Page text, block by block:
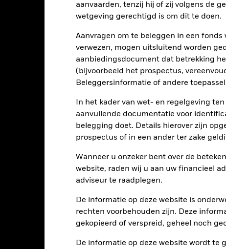
aanvaarden, tenzij hij of zij volgens de
wetgeving gerechtigd is om dit te doen.
Aanvragen om te beleggen in een fonds
verwezen, mogen uitsluitend worden
aanbiedingsdocument dat betrekking
(bijvoorbeeld het prospectus,
Beleggersinformatie of andere
In het kader van wet- en regelgeving
aanvullende documentatie voor
belegging doet. Details hierover zijn
prospectus of in een ander ter zake
Wanneer u onzeker bent over de
website, raden wij u aan uw financieel
adviseur te raadplegen.
De informatie op deze website is
rechten voorbehouden zijn. Deze
gekopieerd of verspreid, geheel noch
De informatie op deze website wordt te
en mortgage backed securities (MBS) gelden dezelfde risico's
aan een liquiditeitsrisico, maken vaak gebruik van
Derivaten zijn zeer gevoelig voor veranderingen in de waarde van
manier wordt gebruikgemaakt van derivaten.Het Fonds streeft
die niet in overeenstemming zijn met ESG-criteria. Na een ESG-
en een dergelijke screening kan een negatief effect hebben op
een dergelijke screening.
die diensten leveren zoals de bewaring van activa, of die
aan financieel verlies.Kredietrisico: de emittent van een in het
of kapitaal terug te betalen.Liquiditeitsrisico: lagere liquiditeit
Kerngegevens
EUR 357.995.794
22/mei/2024
EUR
Bloomberg MSCI Global Green
100 % EUR Hedge
Introductiedatum
Valuta reeks
Beleggingscategorie
SFDR-classificatie
Prestatievergoeding